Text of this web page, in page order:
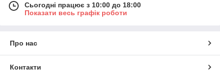
Сьогодні працює з 10:00 до 18:00
Показати весь графік роботи
Про нас
Контакти